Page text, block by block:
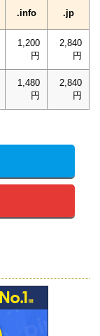
.info .jp
1,200
円
2,840
円
1,480
円
2,840
円